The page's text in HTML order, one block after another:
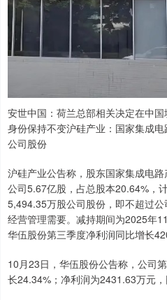
安世中国：荷兰总部相关决定在中
身份保持不变沪硅产业：国家集成
公司股份
沪硅产业公告称，股东国家集成电
公司5.67亿股，占总股本20.64%，
5,494.35万股公司股份，即不超过
经营管理需要。减持期间为2025年
华伍股份第三季度净利润同比增长
10月23日，华伍股份公告称，公司
长24.34%；净利润为2431.63万元，